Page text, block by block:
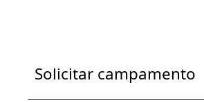
Solicitar campamento